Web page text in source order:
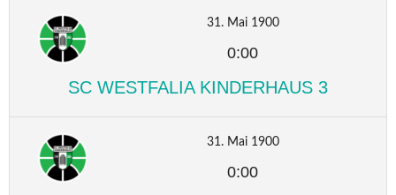
31. Mai 1900
0:00
SC WESTFALIA KINDERHAUS 3
31. Mai 1900
0:00